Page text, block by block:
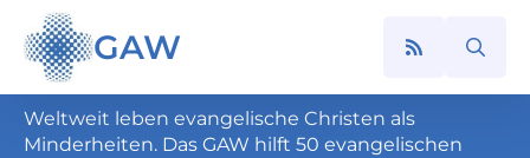
GAW
Search
Weltweit leben evangelische Christen als
Minderheiten. Das GAW hilft 50 evangelischen